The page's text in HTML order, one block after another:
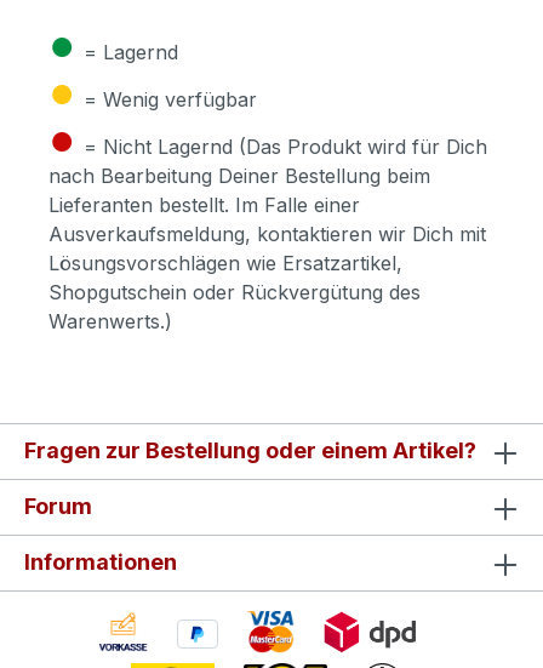
● = Lagernd
● = Wenig verfügbar
● = Nicht Lagernd (Das Produkt wird für Dich
nach Bearbeitung Deiner Bestellung beim
Lieferanten bestellt. Im Falle einer
Ausverkaufsmeldung, kontaktieren wir Dich mit
Lösungsvorschlägen wie Ersatzartikel,
Shopgutschein oder Rückvergütung des
Warenwerts.)
Fragen zur Bestellung oder einem Artikel?
Forum
Informationen